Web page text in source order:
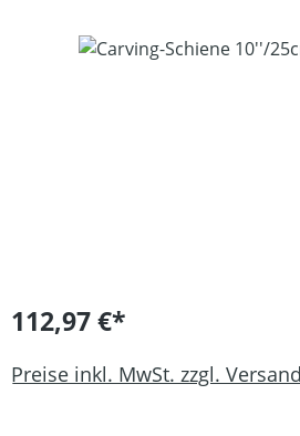
Bildergalerie überspringen
112,97 €*
Preise inkl. MwSt. zzgl.